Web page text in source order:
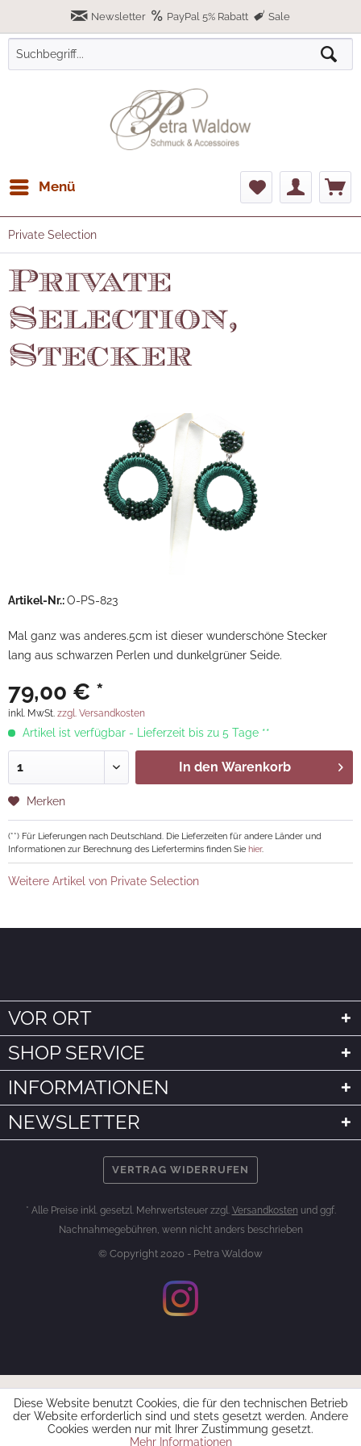
Newsletter PayPal 5% Rabatt Sale
Menü
Private Selection
Private
Selection,
Stecker
Artikel-Nr.:O-PS-823
Mal ganz was anderes.5cm ist dieser wunderschöne Stecker
lang aus schwarzen Perlen und dunkelgrüner Seide.
79,00 € *
inkl. MwSt. zzgl. Versandkosten
Artikel ist verfügbar - Lieferzeit bis zu 5 Tage **
In den Warenkorb
Merken
(**) Für Lieferungen nach Deutschland. Die Lieferzeiten für andere Länder und
Informationen zur Berechnung des Liefertermins finden Sie hier.
Weitere Artikel von Private Selection
VOR ORT
SHOP SERVICE
INFORMATIONEN
NEWSLETTER
VERTRAG WIDERRUFEN
* Alle Preise inkl. gesetzl. Mehrwertsteuer zzgl. Versandkosten und ggf.
Nachnahmegebühren, wenn nicht anders beschrieben
© Copyright 2020 - Petra Waldow
Diese Website benutzt Cookies, die für den technischen Betrieb
der Website erforderlich sind und stets gesetzt werden. Andere
Cookies werden nur mit Ihrer Zustimmung gesetzt.
Mehr Informationen